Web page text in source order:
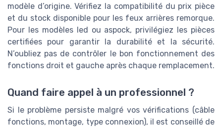
modèle d’origine. Vérifiez la compatibilité du prix pièce
et du stock disponible pour les feux arrières remorque.
Pour les modèles led ou aspock, privilégiez les pièces
certifiées pour garantir la durabilité et la sécurité.
N’oubliez pas de contrôler le bon fonctionnement des
fonctions droit et gauche après chaque remplacement.
Quand faire appel à un professionnel ?
Si le problème persiste malgré vos vérifications (câble
fonctions, montage, type connexion), il est conseillé de